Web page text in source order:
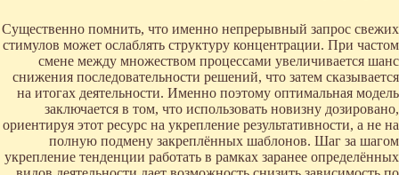
Существенно помнить, что именно непрерывный запрос свежих
стимулов может ослаблять структуру концентрации. При частом
смене между множеством процессами увеличивается шанс
снижения последовательности решений, что затем сказывается
на итогах деятельности. Именно поэтому оптимальная модель
заключается в том, что использовать новизну дозировано,
ориентируя этот ресурс на укрепление результативности, а не на
полную подмену закреплённых шаблонов. Шаг за шагом
укрепление тенденции работать в рамках заранее определённых